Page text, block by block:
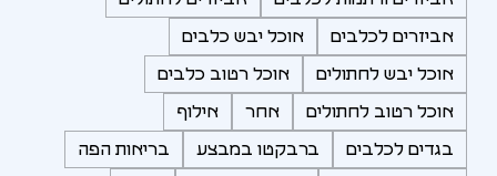
אביזרים לכלבים אוכל יבש כלבים
אוכל יבש לחתולים אוכל רטוב כלבים
אוכל רטוב לחתולים אחר אילוף
בגדים לכלבים ברבקטו במבצע בריאות הפה